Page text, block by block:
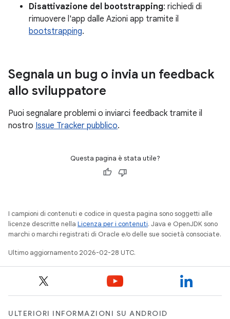
Disattivazione del bootstrapping: richiedi di
rimuovere l'app dalle Azioni app tramite il
bootstrapping.
Segnala un bug o invia un feedback
allo sviluppatore
Puoi segnalare problemi o inviarci feedback tramite il
nostro Issue Tracker pubblico.
Questa pagina è stata utile?
I campioni di contenuti e codice in questa pagina sono soggetti alle
licenze descritte nella Licenza per i contenuti. Java e OpenJDK sono
marchi o marchi registrati di Oracle e/o delle sue società consociate.
Ultimo aggiornamento 2026-02-28 UTC.
ULTERIORI INFORMAZIONI SU ANDROID